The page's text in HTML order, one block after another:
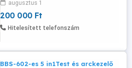
augusztus 1
200 000 Ft
Hitelesített telefonszám
BBS-602-es 5 in1Test és arckezelő